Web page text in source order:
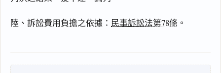
陸、訴訟費用負擔之依據： 民事訴訟法第78條 。
事